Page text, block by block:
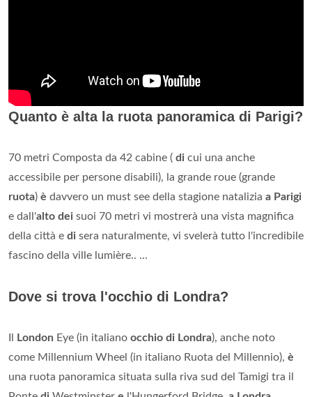
Quanto è alta la ruota panoramica di Parigi?
70 metri Composta da 42 cabine ( di cui una anche
accessibile per persone disabili), la grande roue (grande
ruota) è davvero un must see della stagione natalizia a Parigi
e dall'alto dei suoi 70 metri vi mostrerà una vista magnifica
della città e di sera naturalmente, vi svelerà tutto l'incredibile
fascino della ville lumière.. ...
Dove si trova l'occhio di Londra?
London Eye (in italiano occhio di Londra), anche noto
come Millennium Wheel (in italiano Ruota del Millennio), è
una ruota panoramica situata sulla riva sud del Tamigi tra il